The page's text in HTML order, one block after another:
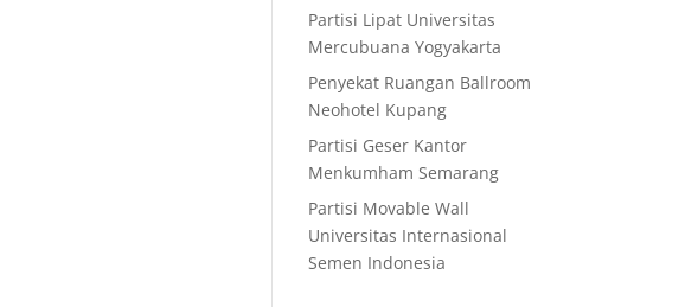
Partisi Lipat Universitas
Mercubuana Yogyakarta
Penyekat Ruangan Ballroom
Neohotel Kupang
Partisi Geser Kantor
Menkumham Semarang
Partisi Movable Wall
Universitas Internasional
Semen Indonesia